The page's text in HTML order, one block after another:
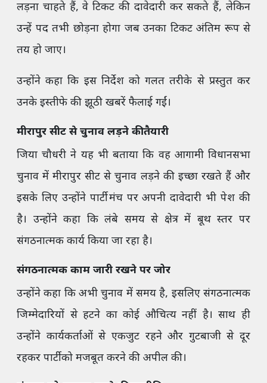
लड़ना चाहते हैं, वे टिकट की दावेदारी कर सकते हैं, लेकिन
उन्हें पद तभी छोड़ना होगा जब उनका टिकट अंतिम रूप से
तय हो जाए।
उन्होंने कहा कि इस निर्देश को गलत तरीके से प्रस्तुत कर
उनके इस्तीफे की झूठी खबरें फैलाई गईं।
मीरापुर सीट से चुनाव लड़ने की तैयारी
जिया चौधरी ने यह भी बताया कि वह आगामी विधानसभा
चुनाव में मीरापुर सीट से चुनाव लड़ने की इच्छा रखते हैं और
इसके लिए उन्होंने पार्टी मंच पर अपनी दावेदारी भी पेश की
है। उन्होंने कहा कि लंबे समय से क्षेत्र में बूथ स्तर पर
संगठनात्मक कार्य किया जा रहा है।
संगठनात्मक काम जारी रखने पर जोर
उन्होंने कहा कि अभी चुनाव में समय है, इसलिए संगठनात्मक
जिम्मेदारियों से हटने का कोई औचित्य नहीं है। साथ ही
उन्होंने कार्यकर्ताओं से एकजुट रहने और गुटबाजी से दूर
रहकर पार्टी को मजबूत करने की अपील की।